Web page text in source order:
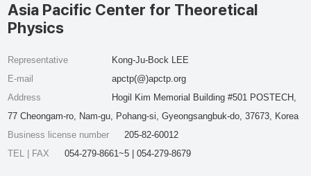
Asia Pacific Center for Theoretical
Physics
Representative
Kong-Ju-Bock LEE
E-mail
apctp(@)apctp.org
Address
Hogil Kim Memorial Building #501 POSTECH,
77 Cheongam-ro, Nam-gu, Pohang-si, Gyeongsangbuk-do, 37673, Korea
Business license number
205-82-60012
TEL | FAX
054-279-8661~5 | 054-279-8679